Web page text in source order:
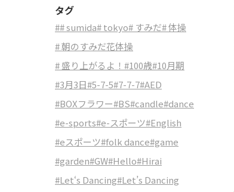
タグ
## sumida# tokyo# すみだ# 体操
# 朝のすみだ花体操
# 盛り上がるよ！ #100歳#10月期
#3月3日#5-7-5#7-7-7#AED
#BOXフラワー#BS#candle#dance
#e-sports#e-スポーツ#English
#eスポーツ#folk dance#game
#garden#GW#Hello#Hirai
#Let‘s Dancing#Let’s Dancing